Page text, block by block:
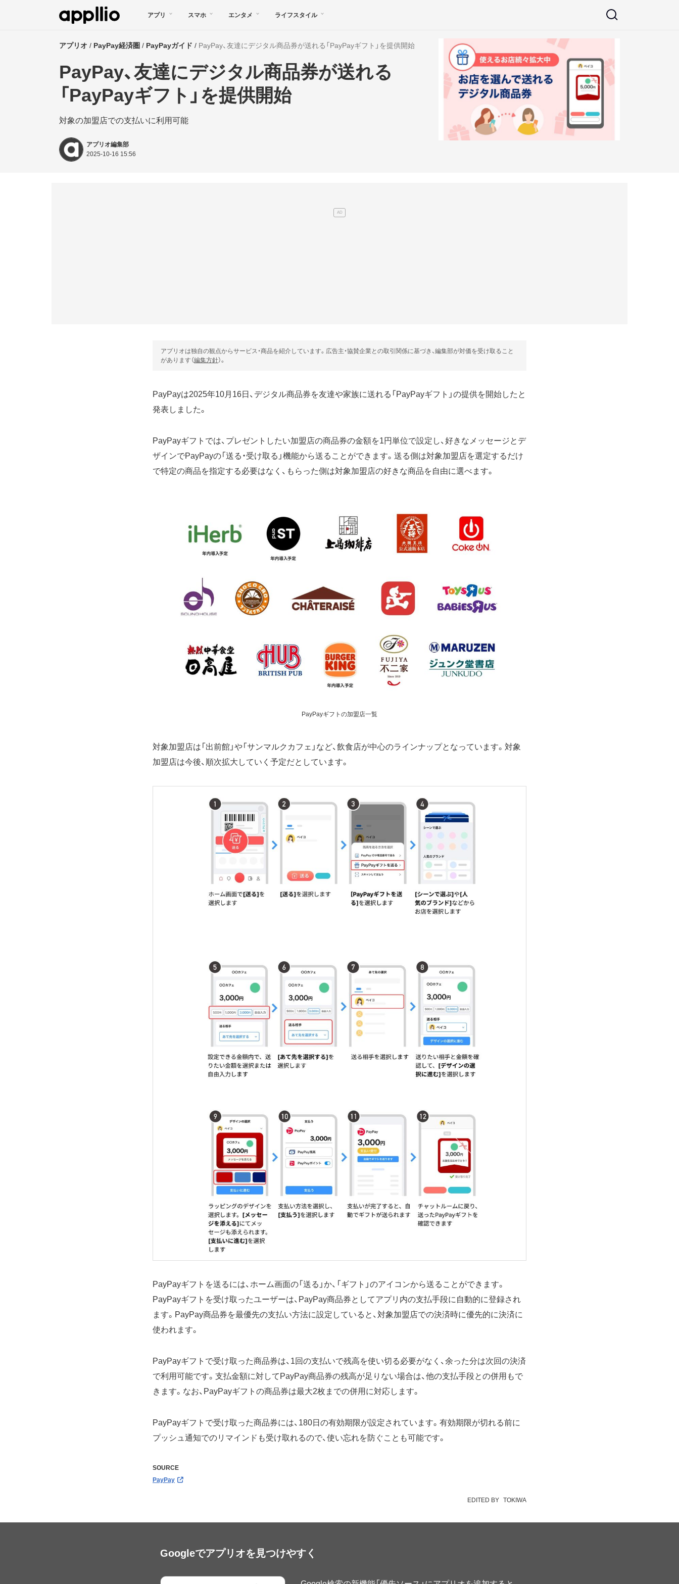
アプリ スマホ エンタメ ライフスタイル
アプリオ PayPay経済圏 PayPayガイド PayPay、友達にデジタル商品券が送れる「PayPayギフト」を提供開始
PayPay、友達にデジタル商品券が送れる
「PayPayギフト」を提供開始
対象の加盟店での支払いに利用可能
アプリオ編集部
2025-10-16 15:56
アプリオは独自の観点からサービス・商品を紹介しています。広告主・協賛企業との取引関係に基づき、編集部が対価を受け取ること
があります（編集方針）。
PayPayは2025年10月16日、デジタル商品券を友達や家族に送れる「PayPayギフト」の提供を開始したと
発表しました。
PayPayギフトでは、プレゼントしたい加盟店の商品券の金額を1円単位で設定し、好きなメッセージとデ
ザインでPayPayの「送る・受け取る」機能から送ることができます。送る側は対象加盟店を選定するだけ
で特定の商品を指定する必要はなく、もらった側は対象加盟店の好きな商品を自由に選べます。
PayPayギフトの加盟店一覧
対象加盟店は「出前館」や「サンマルクカフェ」など、飲食店が中心のラインナップとなっています。対象
加盟店は今後、順次拡大していく予定だとしています。
PayPayギフトを送るには、ホーム画面の「送る」か、「ギフト」のアイコンから送ることができます。
PayPayギフトを受け取ったユーザーは、PayPay商品券としてアプリ内の支払手段に自動的に登録され
ます。PayPay商品券を最優先の支払い方法に設定していると、対象加盟店での決済時に優先的に決済に
使われます。
PayPayギフトで受け取った商品券は、1回の支払いで残高を使い切る必要がなく、余った分は次回の決済
で利用可能です。支払金額に対してPayPay商品券の残高が足りない場合は、他の支払手段との併用もで
きます。なお、PayPayギフトの商品券は最大2枚までの併用に対応します。
PayPayギフトで受け取った商品券には、180日の有効期限が設定されています。有効期限が切れる前に
プッシュ通知でのリマインドも受け取れるので、使い忘れを防ぐことも可能です。
SOURCE
PayPay
EDITED BY TOKIWA
Googleでアプリオを見つけやすく